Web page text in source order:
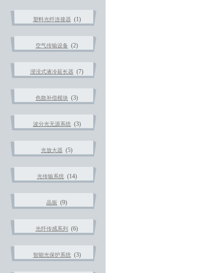
塑料光纤连接器 (1)
空气传输设备 (2)
浸没式液冷延长器 (7)
色散补偿模块 (3)
波分光无源系统(3)
光放大器 (5)
光传输系统(14)
晶振 (9)
光纤传感系列 (6)
智能光保护系统(3)